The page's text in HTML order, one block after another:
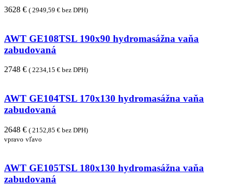
3628 € ( 2949,59 € bez DPH)
AWT GE108TSL 190x90 hydromasážna vaňa
zabudovaná
2748 € ( 2234,15 € bez DPH)
AWT GE104TSL 170x130 hydromasážna vaňa
zabudovaná
2648 € ( 2152,85 € bez DPH)
vpravo vľavo
AWT GE105TSL 180x130 hydromasážna vaňa
zabudovaná